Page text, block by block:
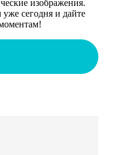
изображения.
сегодня и дайте